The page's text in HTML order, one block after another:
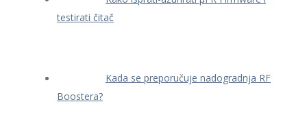
testirati čitač
Kada se preporučuje nadogradnja RF
Boostera?